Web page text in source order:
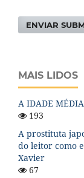
ENVIAR
MAIS LIDOS
A IDADE
193
A prostituta
do leitor como
Xavier
67